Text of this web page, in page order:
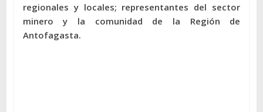
regionales y locales; representantes del sector
minero y la comunidad de la Región de
Antofagasta.